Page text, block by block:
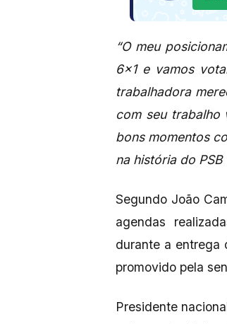
“O meu
6×1 e vamos
trabalhadora
com seu
bons momentos
na história do
Segundo João
agendas
durante a entrega
promovido pela
Presidente